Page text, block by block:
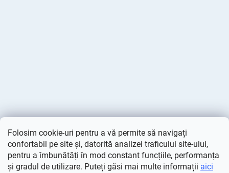
Folosim cookie-uri pentru a vă permite să navigați
confortabil pe site și, datorită analizei traficului site-ului,
pentru a îmbunătăți în mod constant funcțiile, performanța
și gradul de utilizare. Puteți găsi mai multe informații aici